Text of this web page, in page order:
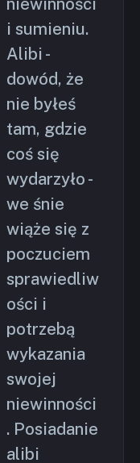
i sumieniu.
Alibi -
dowód, że
nie byłeś
tam, gdzie
coś się
wydarzyło -
we śnie
wiąże się z
poczuciem
sprawiedliw
ości i
potrzebą
wykazania
swojej
niewinności
. Posiadanie
alibi